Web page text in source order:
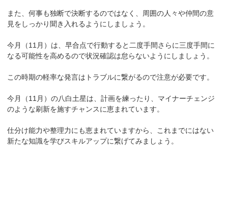
また、何事も独断で決断するのではなく、周囲の人々や仲間の意
見をしっかり聞き入れるようにしましょう。
今月（11月）は、早合点で行動すると二度手間さらに三度手間に
なる可能性を高めるので状況確認は怠らないようにしましょう。
この時期の軽率な発言はトラブルに繋がるので注意が必要です。
今月（11月）の八白土星は、計画を練ったり、マイナーチェンジ
のような刷新を施すチャンスに恵まれています。
仕分け能力や整理力にも恵まれていますから、これまでにはない
新たな知識を学びスキルアップに繋げてみましょう。